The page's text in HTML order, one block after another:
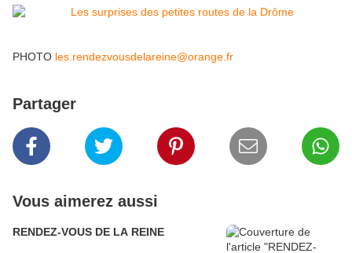
PHOTO les.rendezvousdelareine@orange.fr
Partager
Vous aimerez aussi
RENDEZ-VOUS DE LA REINE